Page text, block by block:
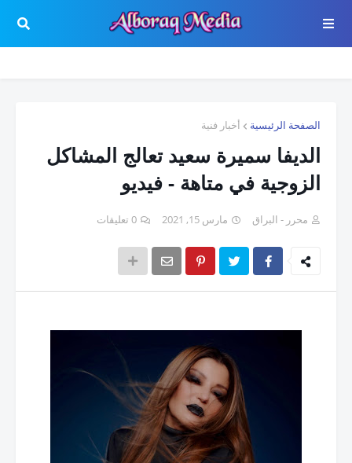
الصفحة الرئيسية أخبار فنية
الديفا سميرة سعيد تعالج المشاكل
الزوجية في متاهة - فيديو
محرر - البراق مارس 15, 2021 0 تعليقات